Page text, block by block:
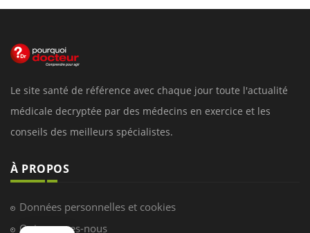
Le site santé de référence avec chaque jour toute l'actualité
médicale decryptée par des médecins en exercice et les
conseils des meilleurs spécialistes.
À PROPOS
Données personnelles et cookies
Qui sommes-nous